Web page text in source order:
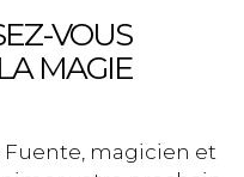
VOUS
MAGIE
Fuente, magicien et